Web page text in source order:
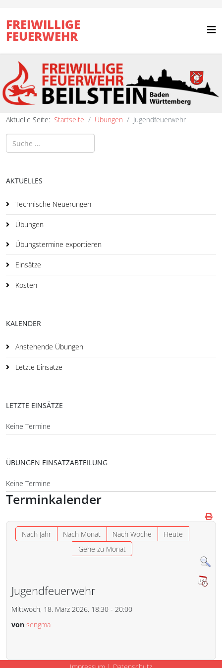
FREIWILLIGE
FEUERWEHR
Aktuelle Seite: Startseite Übungen Jugendfeuerwehr
Suchen
AKTUELLES
Technische Neuerungen
Übungen
Übungstermine exportieren
Einsätze
Kosten
KALENDER
Anstehende Übungen
Letzte Einsätze
LETZTE EINSÄTZE
Keine Termine
ÜBUNGEN EINSATZABTEILUNG
Keine Termine
Terminkalender
Nach Jahr Nach Monat Nach Woche
Heute
Gehe zu Monat
Jugendfeuerwehr
Mittwoch, 18. März 2026, 18:30 - 20:00
von sengma